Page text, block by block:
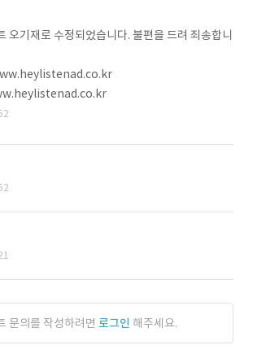
오기재로 수정되었습니다. 불편을 드려 죄송합니
문의를 작성하려면 로그인 해주세요.